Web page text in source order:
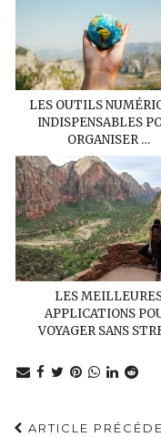
LES OUTILS
INDISPENSABLES
ORGANISER …
LES
APPLICATIONS
VOYAGER SANS
ARTICLE